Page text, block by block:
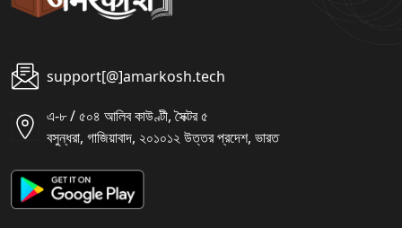
support[@]amarkosh.tech
এ-৮ / ৫০৪ আলিব কাউণ্টী, সৈক্টর ৫
বসুন্ধরা, গাজিয়াবাদ, ২০১০১২ উত্তর প্রদেশ, ভারত